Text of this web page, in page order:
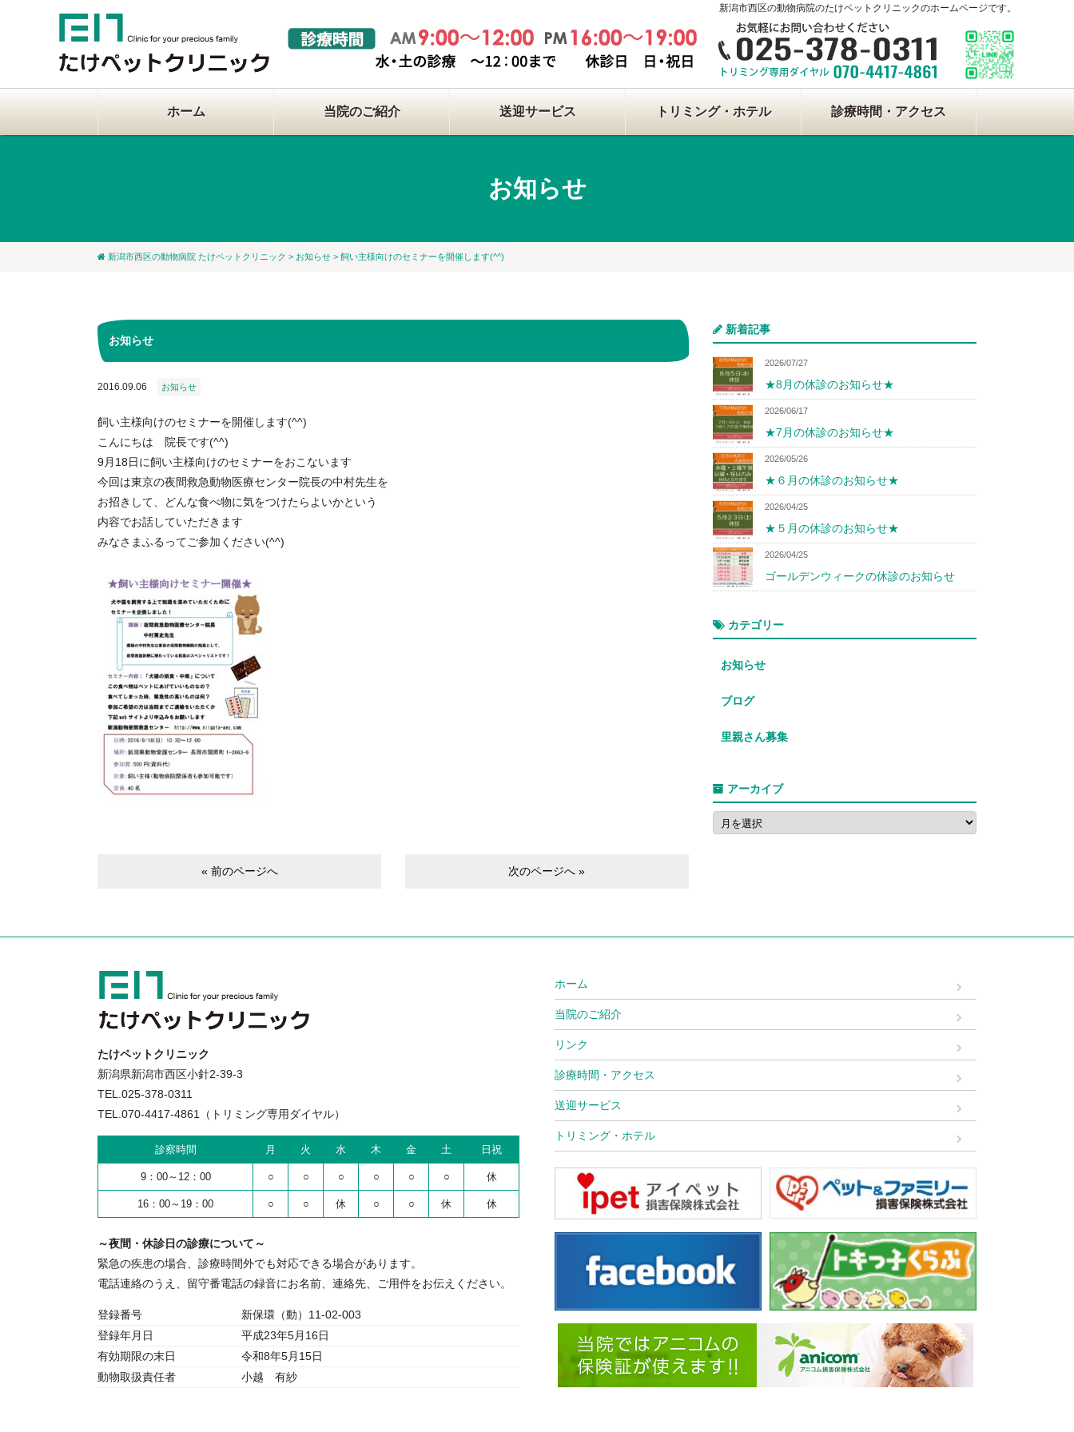
新潟市西区の動物病院のたけペットクリニックのホームページです。
ホーム 当院のご紹介 送迎サービス トリミング・ホテル 診療時間・アクセス
お知らせ
新潟市西区の動物病院 たけペットクリニック > お知らせ > 飼い主様向けのセミナーを開催します(^^)
お知らせ
2016.09.06 お知らせ
飼い主様向けのセミナーを開催します(^^)
こんにちは 院長です(^^)
9月18日に飼い主様向けのセミナーをおこないます
今回は東京の夜間救急動物医療センター院長の中村先生を
お招きして、どんな食べ物に気をつけたらよいかという
内容でお話していただきます
みなさまふるってご参加ください(^^)
« 前のページへ 次のページへ »
新着記事
2026/07/27
★8月の休診のお知らせ★
2026/06/17
★7月の休診のお知らせ★
2026/05/26
★６月の休診のお知らせ★
2026/04/25
★５月の休診のお知らせ★
2026/04/25
ゴールデンウィークの休診のお知らせ
カテゴリー
お知らせ
ブログ
里親さん募集
アーカイブ
たけペットクリニック
新潟県新潟市西区小針2-39-3
TEL.025-378-0311
TEL.070-4417-4861（トリミング専用ダイヤル）
診察時間 月 火 水 木 金 土 日祝
9：00～12：00 ○ ○ ○ ○ ○ ○ 休
16：00～19：00 ○ ○ 休 ○ ○ 休 休
～夜間・休診日の診療について～
緊急の疾患の場合、診療時間外でも対応できる場合があります。
電話連絡のうえ、留守番電話の録音にお名前、連絡先、ご用件をお伝えください。
登録番号
新保環（動）11-02-003
登録年月日
平成23年5月16日
有効期限の末日
令和8年5月15日
動物取扱責任者
小越 有紗
ホーム
当院のご紹介
リンク
診療時間・アクセス
送迎サービス
トリミング・ホテル